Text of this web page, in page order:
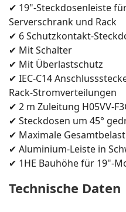
✔ 19"-Steckdosenleiste
Serverschrank und Rack
✔ 6 Schutzkontakt-
✔ Mit Schalter
✔ Mit Überlastschutz
✔ IEC-C14
Rack-Stromverteilungen
✔ 2 m Zuleitung H05VV-
✔ Steckdosen um 45°
✔ Maximale
✔ Aluminium-Leiste in
✔ 1HE Bauhöhe für 19"-
Technische Daten